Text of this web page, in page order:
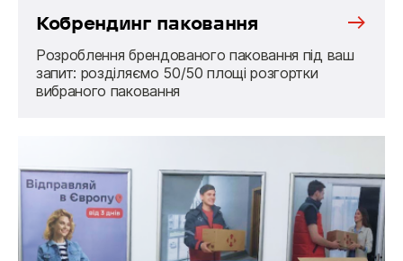
Кобрендинг паковання
Розроблення брендованого паковання під ваш
запит: розділяємо 50/50 площі розгортки
вибраного паковання